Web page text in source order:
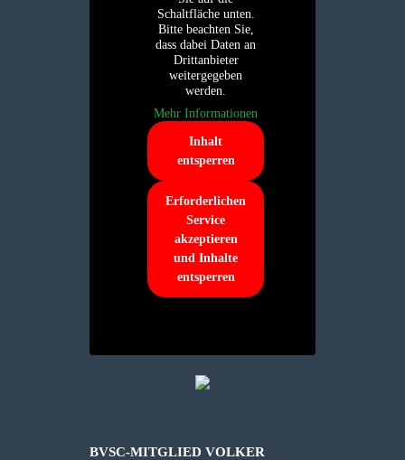
Schaltfläche unten.
Bitte beachten Sie,
dass dabei Daten an
Drittanbieter
weitergegeben
werden.
Mehr Informationen
Inhalt
entsperren
Erforderlichen
Service
akzeptieren
und Inhalte
entsperren
BVSC-MITGLIED VOLKER